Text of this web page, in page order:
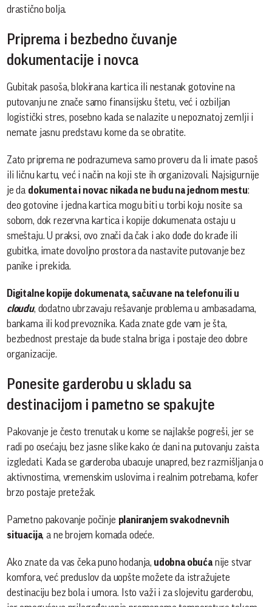
drastično bolja.
Priprema i bezbedno čuvanje
dokumentacije i novca
Gubitak pasoša, blokirana kartica ili nestanak gotovine na
putovanju ne znače samo finansijsku štetu, već i ozbiljan
logistički stres, posebno kada se nalazite u nepoznatoj zemlji i
nemate jasnu predstavu kome da se obratite.
Zato priprema ne podrazumeva samo proveru da li imate pasoš
ili ličnu kartu, već i način na koji ste ih organizovali. Najsigurnije
je da dokumenta i novac nikada ne budu na jednom mestu:
deo gotovine i jedna kartica mogu biti u torbi koju nosite sa
sobom, dok rezervna kartica i kopije dokumenata ostaju u
smeštaju. U praksi, ovo znači da čak i ako dođe do krađe ili
gubitka, imate dovoljno prostora da nastavite putovanje bez
panike i prekida.
Digitalne kopije dokumenata, sačuvane na telefonu ili u
cloudu, dodatno ubrzavaju rešavanje problema u ambasadama,
bankama ili kod prevoznika. Kada znate gde vam je šta,
bezbednost prestaje da bude stalna briga i postaje deo dobre
organizacije.
Ponesite garderobu u skladu sa
destinacijom i pametno se spakujte
Pakovanje je često trenutak u kome se najlakše pogreši, jer se
radi po osećaju, bez jasne slike kako će dani na putovanju zaista
izgledati. Kada se garderoba ubacuje unapred, bez razmišljanja o
aktivnostima, vremenskim uslovima i realnim potrebama, kofer
brzo postaje pretežak.
Pametno pakovanje počinje planiranjem svakodnevnih
situacija, a ne brojem komada odeće.
Ako znate da vas čeka puno hodanja, udobna obućanije stvar
komfora, već preduslov da uopšte možete da istražujete
destinaciju bez bola i umora. Isto važi i za slojevitu garderobu,